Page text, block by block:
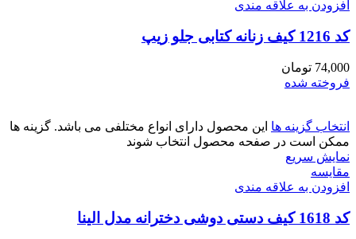
افزودن به علاقه مندی
کد 1216 کیف زنانه کتابی جلو زیپ
74,000 تومان
فروخته شده
انتخاب گزینه ها این محصول دارای انواع مختلفی می باشد. گزینه ها
ممکن است در صفحه محصول انتخاب شوند
نمایش سریع
مقايسه
افزودن به علاقه مندی
کد 1618 کیف دستی دوشی دخترانه مدل الینا